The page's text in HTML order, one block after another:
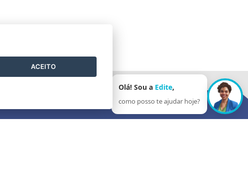
Olá! Sou a Edite,
como posso te ajudar hoje?
ACEITO